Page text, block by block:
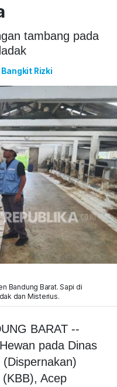
tambang pada
Bangkit Rizki
Bandung Barat. Sapi di
dan Misterius.
BARAT --
pada Dinas
Acep